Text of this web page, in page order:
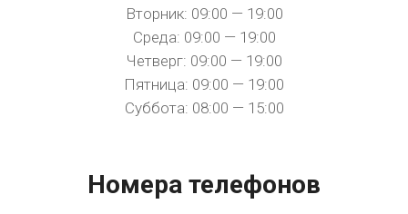
Вторник: 09:00 — 19:00
Среда: 09:00 — 19:00
Четверг: 09:00 — 19:00
Пятница: 09:00 — 19:00
Суббота: 08:00 — 15:00
Номера телефонов